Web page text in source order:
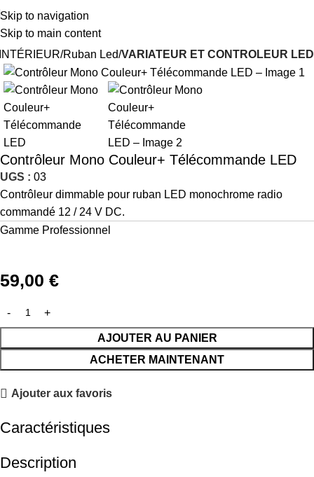
Skip to navigation
Skip to main content
Ruban Led VARIATEUR ET CONTROLEUR LED
Contrôleur Mono Couleur+ Télécommande LED
UGS : 03
Contrôleur dimmable pour ruban LED monochrome radio
commandé 12 / 24 V DC.
Gamme Professionnel
59,00 €
AJOUTER AU PANIER
ACHETER MAINTENANT
Ajouter aux favoris
Caractéristiques
Description